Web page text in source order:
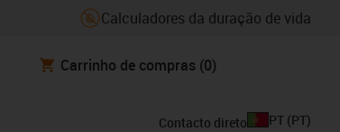
Calculadores da duração de vida
Carrinho de compras (0)
Contacto direto PT (PT)